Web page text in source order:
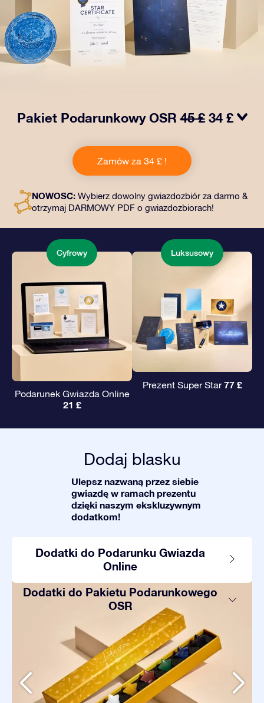
Pakiet Podarunkowy OSR45 £ 34 £
naszemu OSR Gift Pack! Ten zestaw obejmuje piękną
kopertę i spersonalizowane dokumenty wysłane na
wybrany adres, a także dokumenty cyfrowe i bezpłatny
podarowanie wiecznego prezentu przyjaciołom i
bliskim.
Zamów za 34 £ !
NOWOŚĆ: Wybierz dowolny gwiazdozbiór za darmo &
otrzymaj DARMOWY PDF o gwiazdozbiorach!
Cyfrowy
Podarunek Gwiazda Online
21 £
Luksusowy
Prezent Super Star77 £
Dodaj blasku
Ulepsz nazwaną przez siebie
gwiazdę w ramach prezentu
dzięki naszym ekskluzywnym
dodatkom!
Dodatki do Podarunku Gwiazda
Online
Dodatki do Pakietu Podarunkowego
OSR